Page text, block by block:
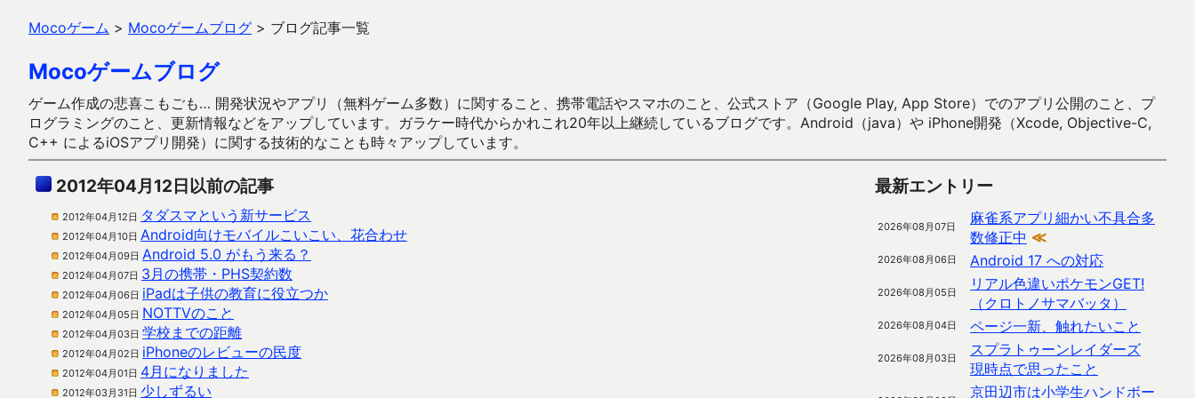
Mocoゲーム > Mocoゲームブログ > ブログ記事一覧
Mocoゲームブログ
ゲーム作成の悲喜こもごも… 開発状況やアプリ（無料ゲーム多数）に関すること、携帯電話やスマホのこと、公式ストア（Google Play, App Store）でのアプリ公開のこと、プ
ログラミングのこと、更新情報などをアップしています。ガラケー時代からかれこれ20年以上継続しているブログです。Android（java）や iPhone開発（Xcode, Objective-C,
C++ によるiOSアプリ開発）に関する技術的なことも時々アップしています。
2012年04月12日以前の記事
2012年04月12日 タダスマという新サービス
2012年04月10日 Android向けモバイルこいこい、花合わせ
2012年04月09日 Android 5.0 がもう来る？
2012年04月07日 3月の携帯・PHS契約数
2012年04月06日 iPadは子供の教育に役立つか
2012年04月05日 NOTTVのこと
2012年04月03日 学校までの距離
2012年04月02日 iPhoneのレビューの民度
2012年04月01日 4月になりました
2012年03月31日 少しずるい
最新エントリー
2026年08月07日
麻雀系アプリ細かい不具合多
数修正中 ≪
2026年08月06日 Android 17 への対応
2026年08月05日
リアル色違いポケモンGET!
（クロトノサマバッタ）
2026年08月04日 ページ一新、触れたいこと
2026年08月03日
スプラトゥーンレイダーズ
現時点で思ったこと
京田辺市は小学生ハンドボー